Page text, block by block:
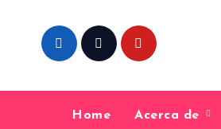
content
Home Acerca de